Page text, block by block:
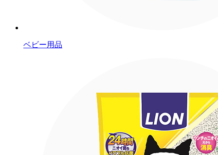
ベビー用品